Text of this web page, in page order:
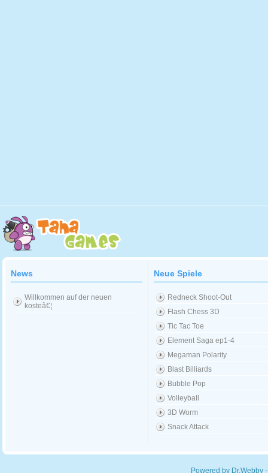
News
Willkommen auf der neuen
kosteâ€¦
Neue Spiele
Redneck Shoot-Out
Flash Chess 3D
Tic Tac Toe
Element Saga ep1-4
Megaman Polarity
Blast Billiards
Bubble Pop
Volleyball
3D Worm
Snack Attack
Powered by Dr.Webby